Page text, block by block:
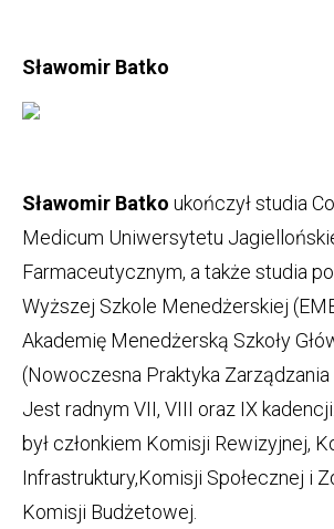
Sławomir Batko
Sławomir Batko ukończył studia
Medicum Uniwersytetu
Farmaceutycznym, a także studia
Wyższej Szkole Menedżerskiej
Akademię Menedżerską Szkoły
(Nowoczesna Praktyka Zarządzania
Jest radnym VII, VIII oraz IX
był członkiem Komisji Rewizyjnej,
Infrastruktury,Komisji Społecznej i
Komisji Budżetowej.